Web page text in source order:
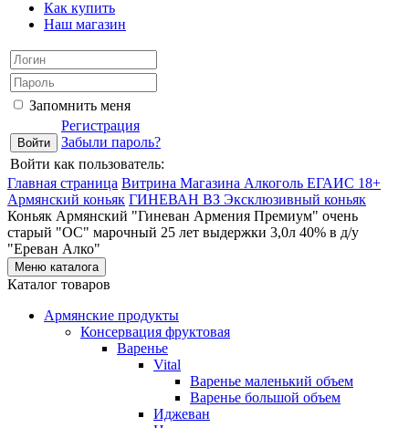
Как купить
Наш магазин
Запомнить меня
Регистрация
Забыли пароль?
Войти как пользователь:
Главная страница Витрина Магазина Алкоголь ЕГАИС 18+
Армянский коньяк ГИНЕВАН ВЗ Эксклюзивный коньяк
Коньяк Армянский "Гиневан Армения Премиум" очень
старый "ОС" марочный 25 лет выдержки 3,0л 40% в д/у
"Ереван Алко"
Меню каталога
Каталог товаров
Армянские продукты
Консервация фруктовая
Варенье
Vital
Варенье маленький объем
Варенье большой объем
Иджеван